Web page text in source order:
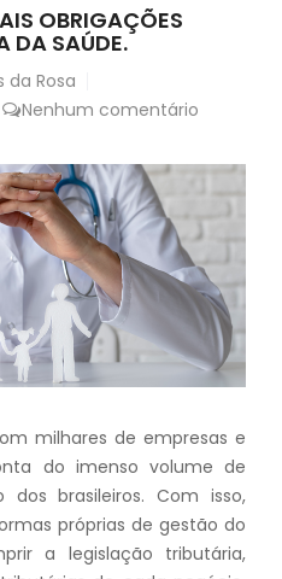
OBRIGAÇÕES
DA SAÚDE.
da Rosa
Nenhum comentário
milhares de empresas e
do imenso volume de
brasileiros. Com isso,
próprias de gestão do
a legislação tributária,